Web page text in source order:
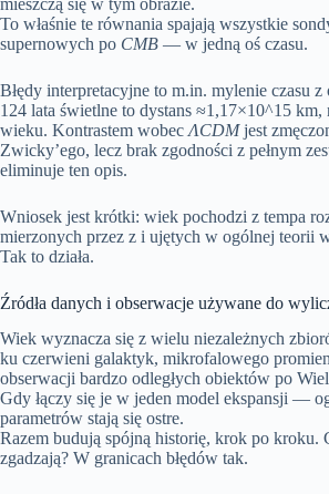
To właśnie te równania spajają wszystkie
supernowych po CMB — w jedną oś czasu.
Błędy interpretacyjne to m.in. mylenie czasu z
124 lata świetlne to dystans ≈1,17×10^15 km,
wieku. Kontrastem wobec ΛCDMjest
Zwicky’ego, lecz brak zgodności z pełnym
eliminuje ten opis.
Wniosek jest krótki: wiek pochodzi z tempa
mierzonych przez z i ujętych w ogólnej teorii
Tak to działa.
Źródła danych i obserwacje używane do
Wiek wyznacza się z wielu niezależnych
ku czerwieni galaktyk, mikrofalowego
obserwacji bardzo odległych obiektów po
Gdy łączy się je w jeden model ekspansji —
parametrów stają się ostre.
Razem budują spójną historię, krok po kroku.
zgadzają? W granicach błędów tak.